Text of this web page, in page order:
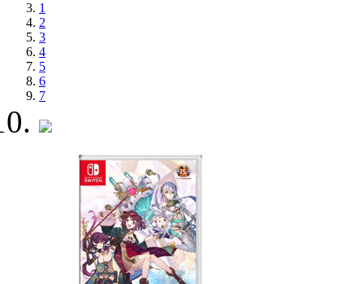
1
2
3
4
5
6
7